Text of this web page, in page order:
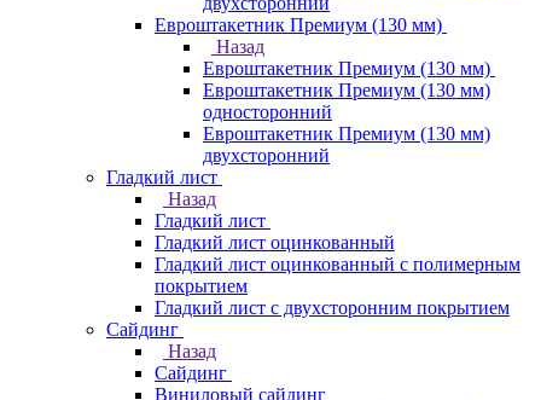
Евроштакетник Премиум (130 мм)
Назад
Евроштакетник Премиум (130 мм)
Евроштакетник Премиум (130 мм)
односторонний
Евроштакетник Премиум (130 мм)
двухсторонний
Гладкий лист
Назад
Гладкий лист
Гладкий лист оцинкованный
Гладкий лист оцинкованный с полимерным
покрытием
Гладкий лист с двухсторонним покрытием
Сайдинг
Назад
Сайдинг
Виниловый сайдинг